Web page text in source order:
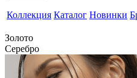
Коллекция Каталог Новинки
Золото
Серебро